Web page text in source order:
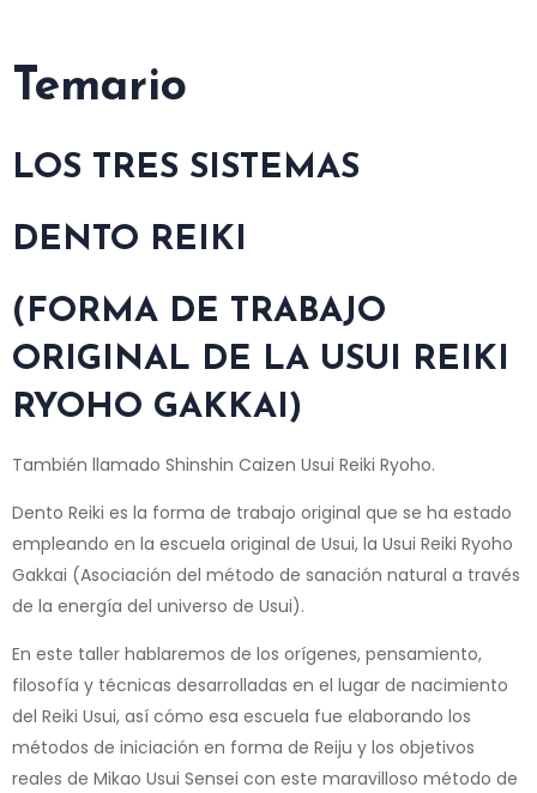
Temario
LOS TRES SISTEMAS
DENTO REIKI
(FORMA DE TRABAJO
ORIGINAL DE LA USUI REIKI
RYOHO GAKKAI)
También llamado Shinshin Caizen Usui Reiki Ryoho.
Dento Reiki es la forma de trabajo original que se ha estado
empleando en la escuela original de Usui, la Usui Reiki Ryoho
Gakkai (Asociación del método de sanación natural a través
de la energía del universo de Usui).
En este taller hablaremos de los orígenes, pensamiento,
filosofía y técnicas desarrolladas en el lugar de nacimiento
del Reiki Usui, así cómo esa escuela fue elaborando los
métodos de iniciación en forma de Reiju y los objetivos
reales de Mikao Usui Sensei con este maravilloso método de